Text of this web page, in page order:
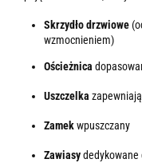
Skrzydło drzwiowe
wzmocnieniem)
Ościeżnica
Uszczelka
Zamekwpuszczany
Zawiasydedykowane